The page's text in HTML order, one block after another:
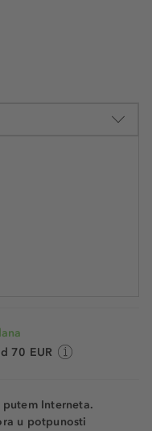
70 EUR
Interneta.
u potpunosti